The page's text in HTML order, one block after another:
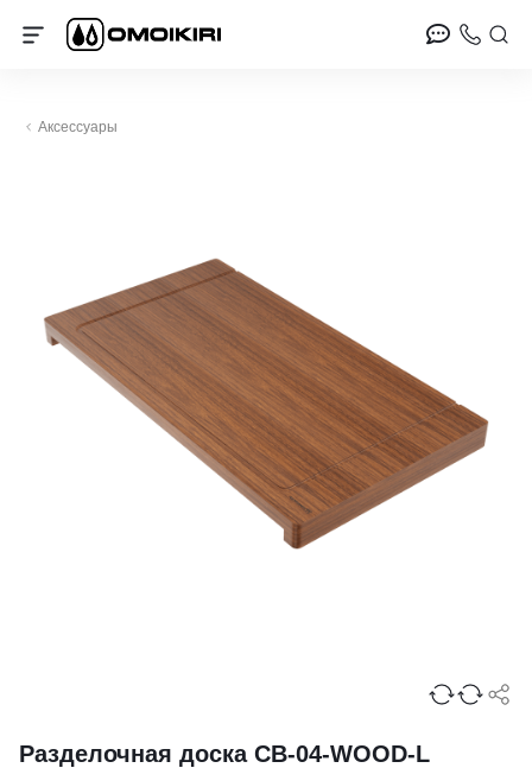
Аксессуары
Разделочная доска CB-04-WOOD-L